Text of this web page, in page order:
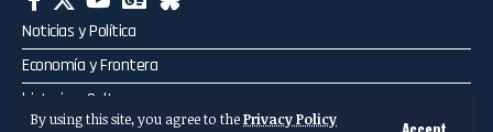
By using this site, you agree to thePrivacy Policy
Noticias y Política
Economía y Frontera
historia y Cultura